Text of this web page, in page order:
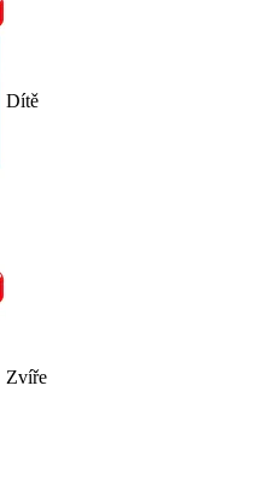
Dítě
Zvíře